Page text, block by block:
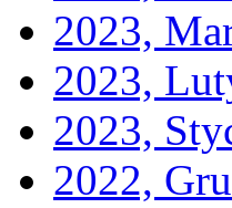
2023,
2023,
2023,
2022,